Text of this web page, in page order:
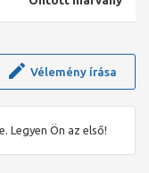
Vélemény írása
Legyen Ön az első!